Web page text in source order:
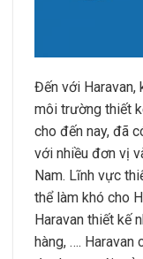
Đến với Haravan,
môi trường thiết
cho đến nay, đã
với nhiều đơn vị
Nam. Lĩnh vực
thể làm khó cho
Haravan thiết kế
hàng, …. Haravan